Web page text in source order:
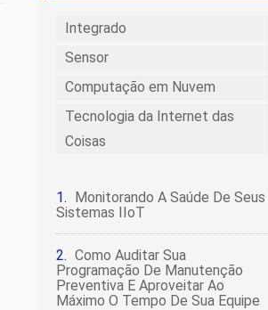
Integrado
Sensor
Computação em Nuvem
Tecnologia da Internet das
Coisas
Monitorando A Saúde De Seus
Sistemas IIoT
Como Auditar Sua
Programação De Manutenção
Preventiva E Aproveitar Ao
Máximo O Tempo De Sua Equipe